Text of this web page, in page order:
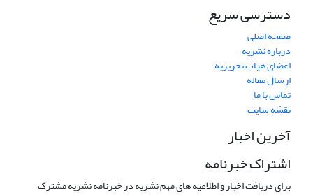
دسترسی سریع
صفحه اصلی
درباره نشریه
اعضای هیات تحریریه
ارسال مقاله
تماس با ما
نقشه سایت
آخرین اخبار
اشتراک خبرنامه
برای دریافت اخبار و اطلاعیه های مهم نشریه در خبرنامه نشریه مشترک